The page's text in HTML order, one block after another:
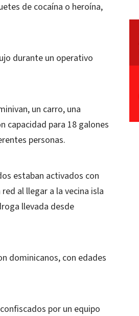
de cocaína o heroína,
durante un operativo
un carro, una
capacidad para 18 galones
personas.
estaban activados con
al llegar a la vecina isla
llevada desde
dominicanos, con edades
por un equipo